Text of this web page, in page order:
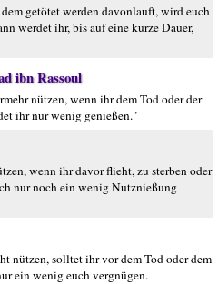
getötet werden davonlauft, wird euch
werdet ihr, bis auf eine kurze Dauer,
ibn Rassoul
nützen, wenn ihr dem Tod oder der
ihr nur wenig genießen."
wenn ihr davor flieht, zu sterben oder
nur noch ein wenig Nutznießung
nützen, solltet ihr vor dem Tod oder dem
ein wenig euch vergnügen.